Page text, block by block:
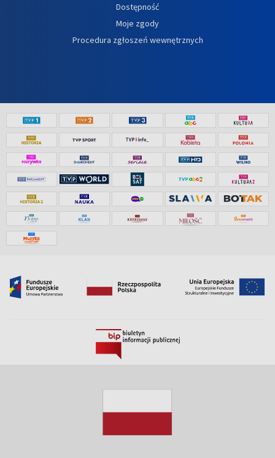
Dostępność
Moje zgody
Procedura zgłoszeń wewnętrznych